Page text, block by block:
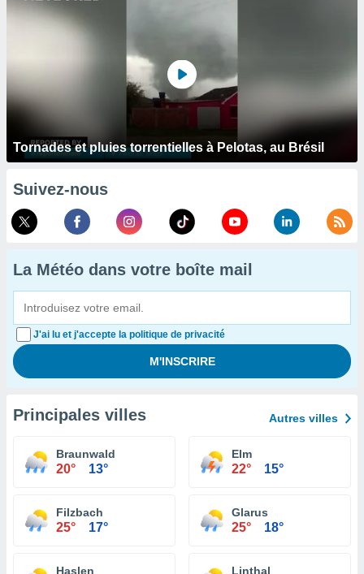
Tornades et pluies torrentielles à Pelotas, au Brésil
Suivez-nous
La Météo dans votre boîte mail
J'ai lu et j'accepte la politique de privacité
Principales villes Autres villes
Braunwald
20° 13°
Elm
22° 15°
Filzbach
25° 17°
Glarus
25° 18°
Haslen Linthal